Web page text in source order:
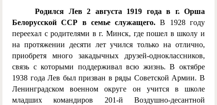
Родился Лев 2 августа 1919 года в г. Орша
Белорусской ССР в семье служащего.В 1928 году
переехал с родителями в г. Минск, где пошел в школу и
на протяжении десяти лет учился только на отлично,
приобретя много закадычных друзей-одноклассников,
связь с которыми поддерживал всю жизнь. В октябре
1938 года Лев был призван в ряды Советской Армии. В
Ленинградском военном округе он учится в школе
младших командиров 201-й Воздушно-десантной